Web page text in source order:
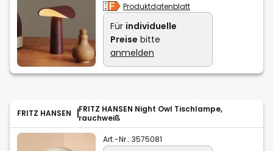
Produktdatenblatt
Für individuelle
Preise bitte
anmelden
FRITZ HANSEN
FRITZ HANSEN Night Owl Tischlampe,
rauchweiß
Art.-Nr.: 3575081